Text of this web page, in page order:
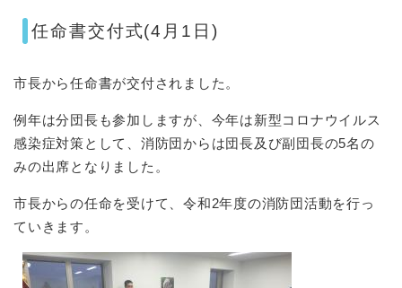
任命書交付式(4月1日)
市長から任命書が交付されました。
例年は分団長も参加しますが、今年は新型コロナウイルス
感染症対策として、消防団からは団長及び副団長の5名の
みの出席となりました。
市長からの任命を受けて、令和2年度の消防団活動を行っ
ていきます。